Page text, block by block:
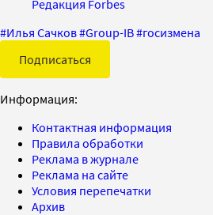
Редакция Forbes
#Илья Сачков#Group-IB#госизмена
Подписаться
Информация:
Контактная информация
Правила обработки
Реклама в журнале
Реклама на сайте
Условия перепечатки
Архив